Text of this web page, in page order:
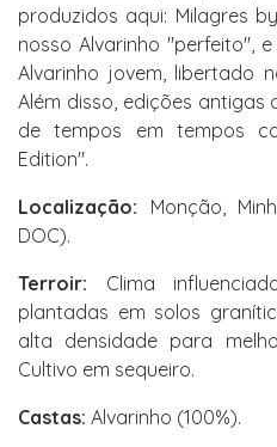
produzidos aqui: Milagres
nosso Alvarinho "perfeito",
Alvarinho jovem, libertado
Além disso, edições antigas
de tempos em tempos
Edition".
Localização: Monção,
DOC).
Terroir: Clima
plantadas em solos
alta densidade para
Cultivo em sequeiro.
Castas: Alvarinho (100%).